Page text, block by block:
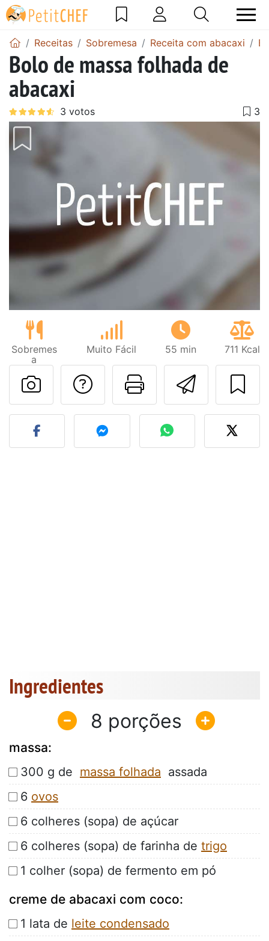
Receitas Sobremesa Receita com abacaxi
Bolo de massa folhada de
abacaxi
Sobremes
a
Muito Fácil 55 min 711 Kcal
Imprima
Falar com o autor
Fez esta receita?
Ingredientes
8
massa:
300 g de massa folhada assada
6 ovos
6 colheres (sopa) de açúcar
6 colheres (sopa) de farinha de trigo
1 colher (sopa) de fermento em pó
creme de abacaxi com coco:
1 lata de leite condensado